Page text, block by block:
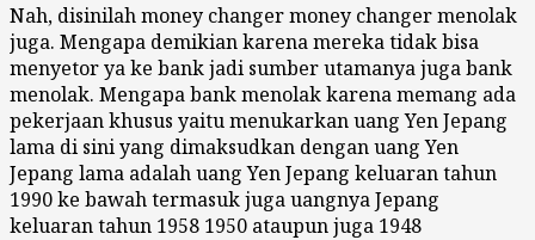
Nah, disinilah money changer money changer menolak
juga. Mengapa demikian karena mereka tidak bisa
menyetor ya ke bank jadi sumber utamanya juga bank
menolak. Mengapa bank menolak karena memang ada
pekerjaan khusus yaitu menukarkan uang Yen Jepang
lama di sini yang dimaksudkan dengan uang Yen
Jepang lama adalah uang Yen Jepang keluaran tahun
1990 ke bawah termasuk juga uangnya Jepang
keluaran tahun 1958 1950 ataupun juga 1948